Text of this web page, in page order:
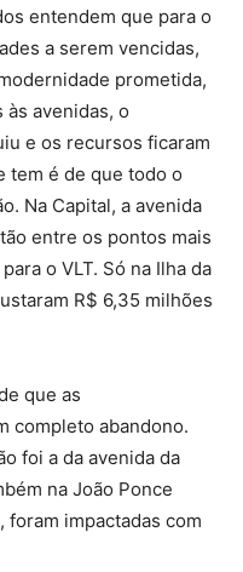
entendem que para o
a serem vencidas,
prometida,
avenidas, o
e os recursos ficaram
tem é de que todo o
Na Capital, a avenida
entre os pontos mais
o VLT. Só na Ilha da
R$ 6,35 milhões
que as
completo abandono.
foi a da avenida da
na João Ponce
impactadas com